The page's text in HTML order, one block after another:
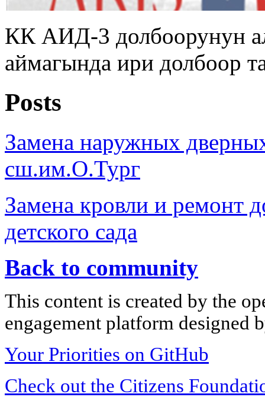
КК АИД-3 долбоорунун
аймагында ири долбоор
Posts
Замена наружных
сш.им.О.Тург
Замена кровли и ремонт
детского сада
Back to community
This content is created by the
engagement platform designed
Your Priorities on GitHub
Check out the Citizens